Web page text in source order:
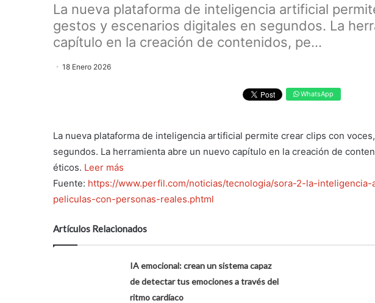
La nueva plataforma de inteligencia artificial
gestos y escenarios digitales en segundos. La
capítulo en la creación de contenidos, pe...
18 Enero 2026
WhatsApp
La nueva plataforma de inteligencia artificial permite crear clips con
segundos. La herramienta abre un nuevo capítulo en la creación de
éticos. Leer más
Fuente: https://www.perfil.com/noticias/tecnologia/sora-2-la-
peliculas-con-personas-reales.phtml
Artículos Relacionados
IA emocional: crean un sistema capaz
de detectar tus emociones a través del
ritmo cardíaco